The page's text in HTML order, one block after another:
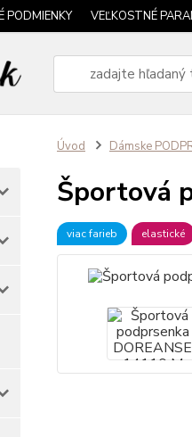
PODMIENKY VEĽKOSTNÉ
Úvod Dámske
Športová
viac farieb elastické